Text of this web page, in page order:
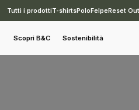
Tutti i prodottiT-shirtsPoloFelpeReset
Scopri B&C Sostenibilità